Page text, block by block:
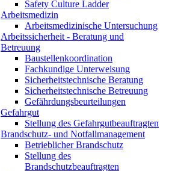
Safety Culture Ladder
Arbeitsmedizin
Arbeitsmedizinische Untersuchung
Arbeitssicherheit - Beratung und
Betreuung
Baustellenkoordination
Fachkundige Unterweisung
Sicherheitstechnische Beratung
Sicherheitstechnische Betreuung
Gefährdungsbeurteilungen
Gefahrgut
Stellung des Gefahrgutbeauftragten
Brandschutz- und Notfallmanagement
Betrieblicher Brandschutz
Stellung des
Brandschutzbeauftragten